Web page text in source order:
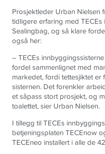
Prosjektleder Urban Nielsen
tidligere erfaring med
Sealingbag, og så klare
også her:
– TECEs
fordel sammenlignet med
markedet, fordi tettesjiktet
sisternen. Det forenkler
et såpass stort prosjekt, og
toalettet, sier Urban Nielsen.
I tillegg til TECEs
betjeningsplaten TECEnow
TECEneo installert i alle de